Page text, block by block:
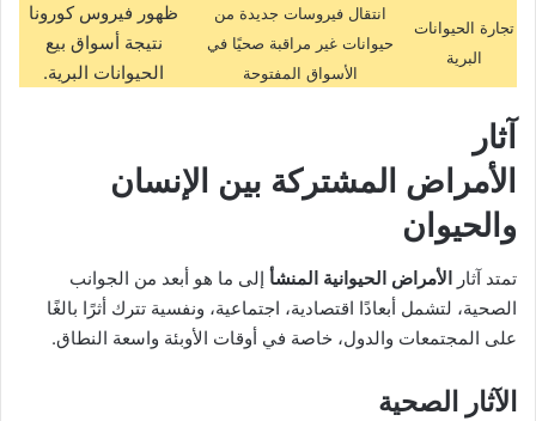
تجارة الحيوانات
البرية
انتقال فيروسات جديدة من
حيوانات غير مراقبة صحيًا في
الأسواق المفتوحة
ظهور فيروس كورونا
نتيجة أسواق بيع
الحيوانات البرية.
آثار
الأمراض المشتركة بين الإنسان
والحيوان
تمتد آثار الأمراض الحيوانية المنشأ إلى ما هو أبعد من الجوانب
الصحية، لتشمل أبعادًا اقتصادية، اجتماعية، ونفسية تترك أثرًا بالغًا
على المجتمعات والدول، خاصة في أوقات الأوبئة واسعة النطاق.
الآثار الصحية